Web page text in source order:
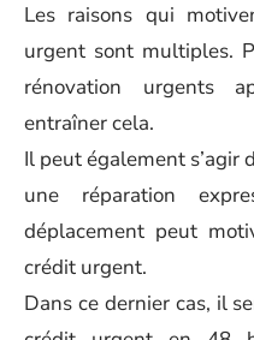
Les raisons qui
urgent sont multiples.
rénovation urgents
entraîner cela.
Il peut également s’agir
une réparation
déplacement peut
crédit urgent.
Dans ce dernier cas, il